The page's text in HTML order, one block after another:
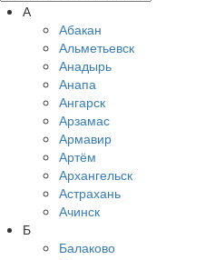
А
Абакан
Альметьевск
Анадырь
Анапа
Ангарск
Арзамас
Армавир
Артём
Архангельск
Астрахань
Ачинск
Б
Балаково